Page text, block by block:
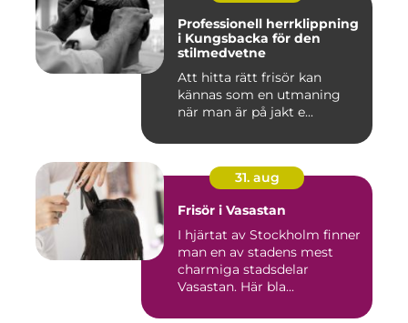
Professionell herrklippning
i Kungsbacka för den
stilmedvetne
Att hitta rätt frisör kan
kännas som en utmaning
när man är på jakt e...
31. aug
Frisör i Vasastan
I hjärtat av Stockholm finner
man en av stadens mest
charmiga stadsdelar
Vasastan. Här bla...